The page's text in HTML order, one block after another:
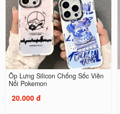
Ốp Lưng Silicon Chống Sốc Viền
Nổi Pokemon
20.000 đ